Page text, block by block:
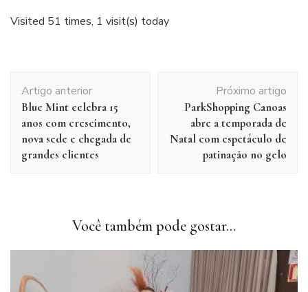
Visited 51 times, 1 visit(s) today
de
post
Artigo anterior
Blue Mint celebra 15
anos com crescimento,
nova sede e chegada de
grandes clientes
Próximo artigo
ParkShopping Canoas
abre a temporada de
Natal com espetáculo de
patinação no gelo
Você também pode gostar...